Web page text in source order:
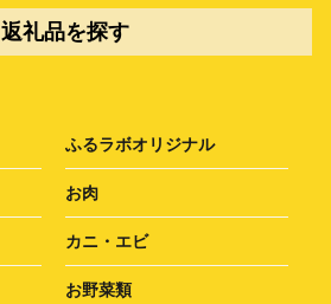
返礼品を探す
ふるラボオリジナル
お肉
カニ・エビ
お野菜類